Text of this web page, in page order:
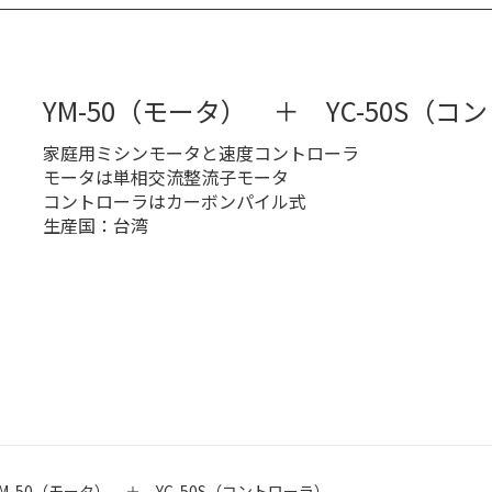
YM-50（モータ） ＋ YC-50S（コン
家庭用ミシンモータと速度コントローラ
モータは単相交流整流子モータ
コントローラはカーボンパイル式
生産国：台湾